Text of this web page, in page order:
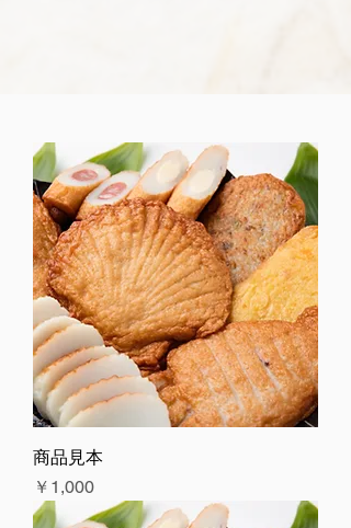
商品見本
価格
￥1,000